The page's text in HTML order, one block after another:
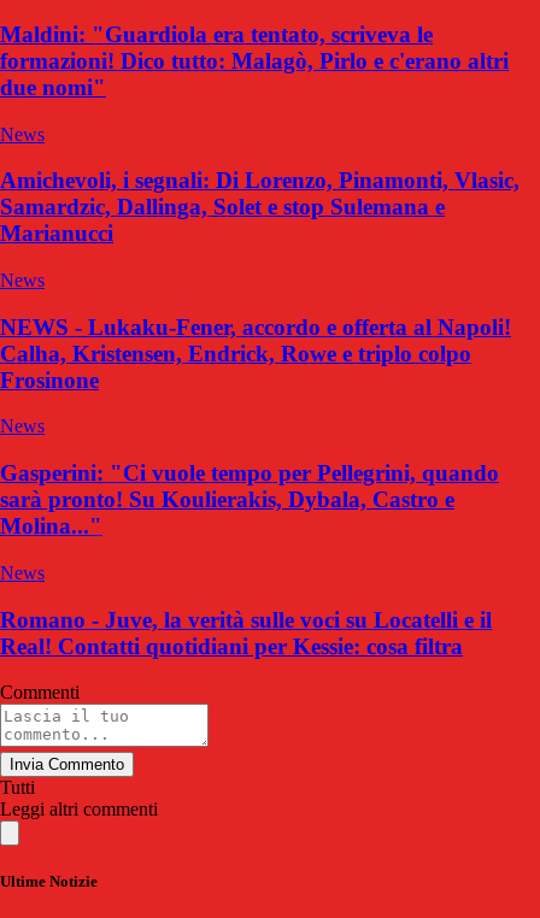
Maldini: "Guardiola era tentato, scriveva le
formazioni! Dico tutto: Malagò, Pirlo e c'erano altri
due nomi"
News
Amichevoli, i segnali: Di Lorenzo, Pinamonti, Vlasic,
Samardzic, Dallinga, Solet e stop Sulemana e
Marianucci
News
NEWS - Lukaku-Fener, accordo e offerta al Napoli!
Calha, Kristensen, Endrick, Rowe e triplo colpo
Frosinone
News
Gasperini: "Ci vuole tempo per Pellegrini, quando
sarà pronto! Su Koulierakis, Dybala, Castro e
Molina..."
News
Romano - Juve, la verità sulle voci su Locatelli e il
Real! Contatti quotidiani per Kessie: cosa filtra
Commenti
Invia Commento
Tutti
Leggi altri commenti
Ultime Notizie